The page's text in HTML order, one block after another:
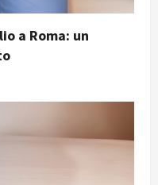
a Roma: un